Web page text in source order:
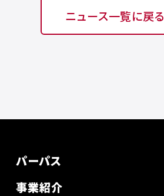
ニュース一覧に戻る
パーパス
事業紹介